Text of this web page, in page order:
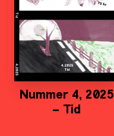
Nummer 4, 2025
– Tid